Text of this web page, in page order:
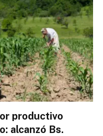
productivo
alcanzó Bs.